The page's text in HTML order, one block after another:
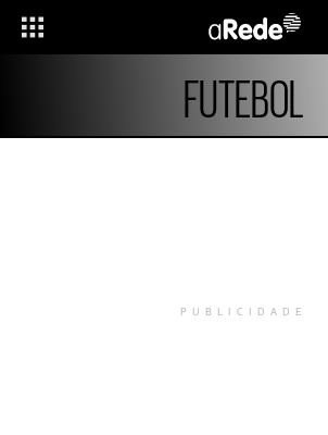
FUTEBOL
PUBLICIDADE